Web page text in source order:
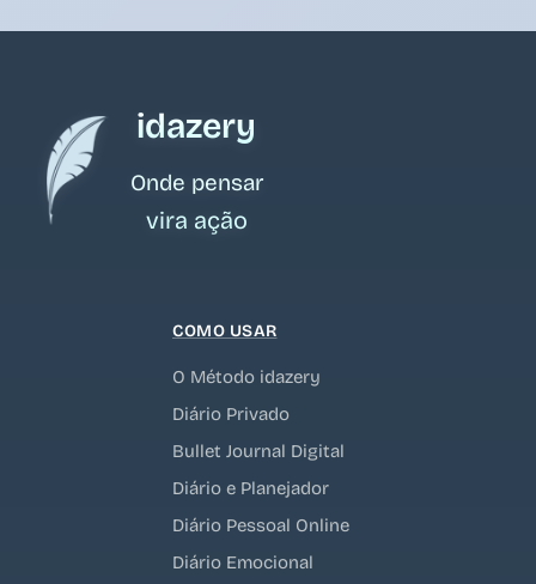
idazery
Onde pensar
vira ação
COMO USAR
O Método idazery
Diário Privado
Bullet Journal Digital
Diário e Planejador
Diário Pessoal Online
Diário Emocional